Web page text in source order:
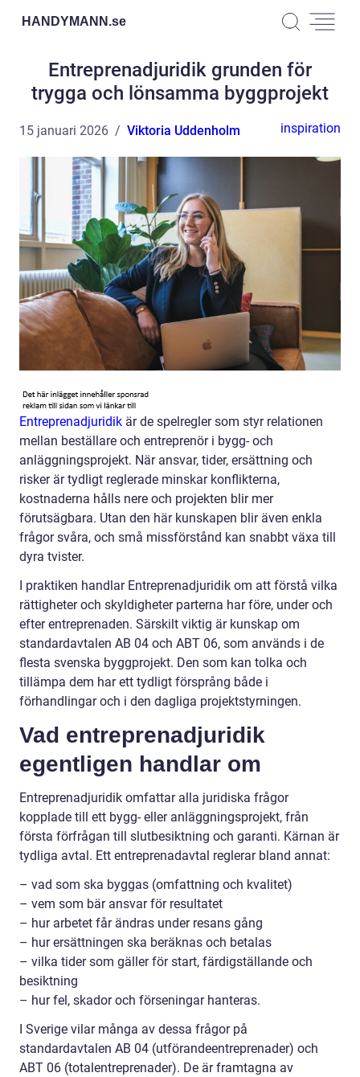
HANDYMANN.se
Entreprenadjuridik grunden för
trygga och lönsamma byggprojekt
15 januari 2026 Viktoria Uddenholm inspiration
Entreprenadjuridik är de spelregler som styr relationen
mellan beställare och entreprenör i bygg- och
anläggningsprojekt. När ansvar, tider, ersättning och
risker är tydligt reglerade minskar konflikterna,
kostnaderna hålls nere och projekten blir mer
förutsägbara. Utan den här kunskapen blir även enkla
frågor svåra, och små missförstånd kan snabbt växa till
dyra tvister.
I praktiken handlar Entreprenadjuridik om att förstå vilka
rättigheter och skyldigheter parterna har före, under och
efter entreprenaden. Särskilt viktig är kunskap om
standardavtalen AB 04 och ABT 06, som används i de
flesta svenska byggprojekt. Den som kan tolka och
tillämpa dem har ett tydligt försprång både i
förhandlingar och i den dagliga projektstyrningen.
Vad entreprenadjuridik
egentligen handlar om
Entreprenadjuridik omfattar alla juridiska frågor
kopplade till ett bygg- eller anläggningsprojekt, från
första förfrågan till slutbesiktning och garanti. Kärnan är
tydliga avtal. Ett entreprenadavtal reglerar bland annat:
– vad som ska byggas (omfattning och kvalitet)
– vem som bär ansvar för resultatet
– hur arbetet får ändras under resans gång
– hur ersättningen ska beräknas och betalas
– vilka tider som gäller för start, färdigställande och
besiktning
– hur fel, skador och förseningar hanteras.
I Sverige vilar många av dessa frågor på
standardavtalen AB 04 (utförandeentreprenader) och
ABT 06 (totalentreprenader). De är framtagna av